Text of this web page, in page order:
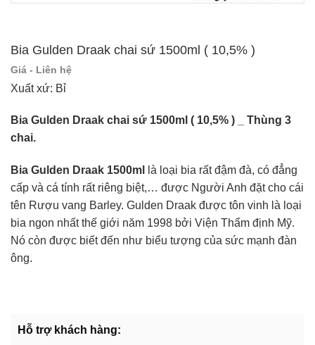
Bia Gulden Draak chai sứ 1500ml ( 10,5% )
Giá - Liên hệ
Xuất xứ: Bỉ
Bia Gulden Draak chai sứ 1500ml ( 10,5% ) _ Thùng 3
chai.
Bia Gulden Draak 1500ml
là loại bia rất đậm đà, có đẳng
cấp và cá tính rất riêng biệt,… được Người Anh đặt cho cái
tên Rượu vang Barley. Gulden Draak được tôn vinh là loại
bia ngon nhất thế giới năm 1998 bởi Viện Thẩm định Mỹ.
Nó còn được biết đến như biểu tượng của sức mạnh đàn
ông.
Hỗ trợ khách hàng: